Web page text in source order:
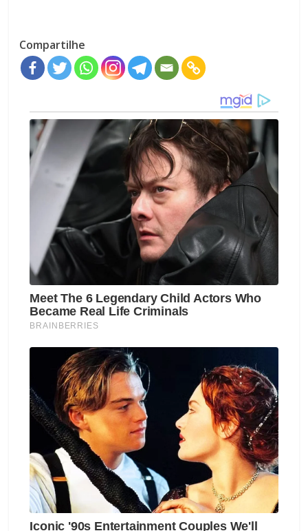
Compartilhe